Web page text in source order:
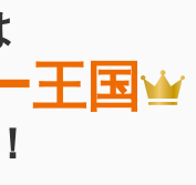
王国